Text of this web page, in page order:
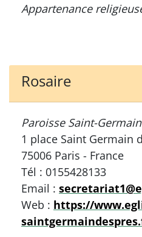
Appartenance
Rosaire
Paroisse Saint-
1 place Saint Germain
75006 Paris - France
Tél : 0155428133
Email :
Web : https://